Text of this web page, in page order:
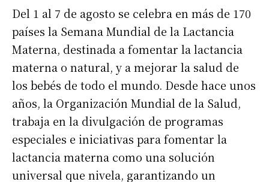
Del 1 al 7 de agosto se celebra en más de 170
países la Semana Mundial de la Lactancia
Materna, destinada a fomentar la lactancia
materna o natural, y a mejorar la salud de
los bebés de todo el mundo. Desde hace unos
años, la Organización Mundial de la Salud,
trabaja en la divulgación de programas
especiales e iniciativas para fomentar la
lactancia materna como una solución
universal que nivela, garantizando un